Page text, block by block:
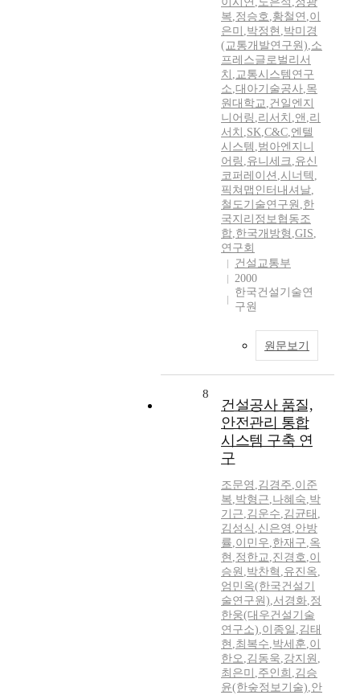
복,정승호,황철연 ,이
은미 ,박정현 ,박미경
(교통개발연구원),소
프레스글로벌리서
치 ,교통시스템연구
소,대아기술공사,목
원대학교,건일엔지
니어링 ,리서치 ,앤 ,리
서치 ,SK,C&C,엔텔
시스템 ,범아엔지니
어링 ,유니세크,유신
코퍼레이션 ,시너텍 ,
픽쳐맵인터내셔날,
철도기술연구원 ,한
국지리정보협동조
합,한국개방형 ,GIS,
연구회
건설교통부
2000
한국건설기술연
구원
원문보기
8
건설공사 품질,
안전관리 통합
시스템 구축 연
구
조문영 ,김경주,이준
복,박형근,나혜숙,박
기근,김운수,김균태 ,
김성식 ,신은영 ,안방
률,이민우,한재구,옥
현 ,정한교,진경호,이
승원 ,박찬혁 ,유진옥,
엄민옥(한국건설기
술연구원),서경화,정
한웅(대우건설기술
연구소),이종일 ,김태
현 ,최복수,박세훈,이
한오,김동욱,강지원 ,
최은미 ,주인희 ,김승
윤(한숲정보기술),안